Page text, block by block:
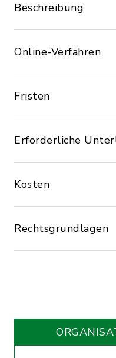
Beschreibung
Online-Verfahren
Fristen
Erforderliche
Kosten
Rechtsgrundlagen